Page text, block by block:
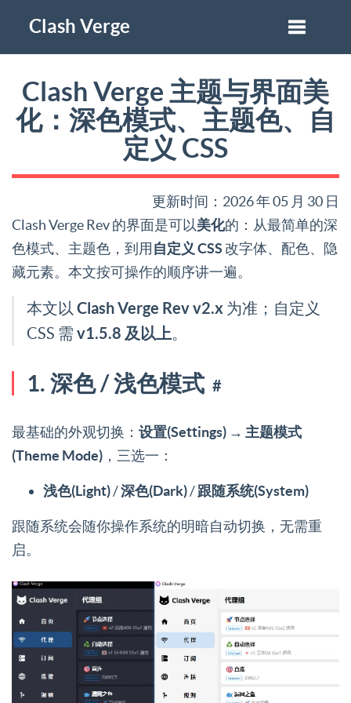
Clash Verge
Clash Verge 主题与界面美
化：深色模式、主题色、自
定义 CSS
更新时间：2026 年 05 月 30 日
Clash Verge Rev 的界面是可以美化的：从最简单的深
色模式、主题色，到用 自定义 CSS改字体、配色、隐
藏元素。本文按可操作的顺序讲一遍。
本文以 Clash Verge Rev v2.x 为准；自定义
CSS 需 v1.5.8 及以上。
1. 深色 / 浅色模式 #
最基础的外观切换： 设置(Settings) → 主题模式
(Theme Mode) ，三选一：
浅色(Light)/深色(Dark)/跟随系统(System)
跟随系统会随你操作系统的明暗自动切换，无需重
启。